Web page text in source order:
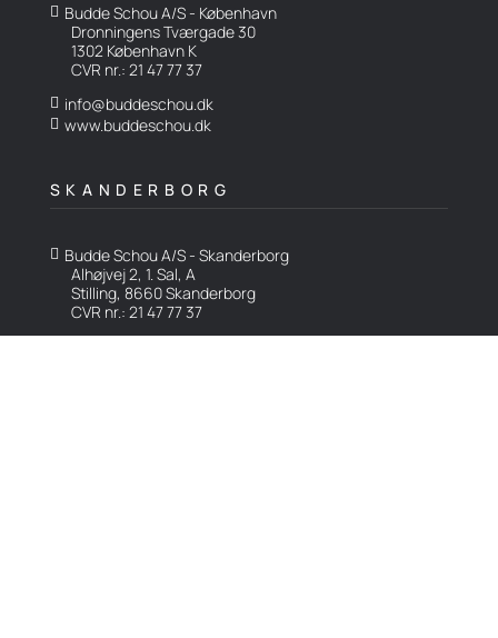
 Budde Schou A/S - København
Dronningens Tværgade 30
1302 København K
CVR nr.: 21 47 77 37
 info@buddeschou.dk
 www.buddeschou.dk
SKANDERBORG
 Budde Schou A/S - Skanderborg
Alhøjvej 2, 1. Sal, A
Stilling, 8660 Skanderborg
CVR nr.: 21 47 77 37